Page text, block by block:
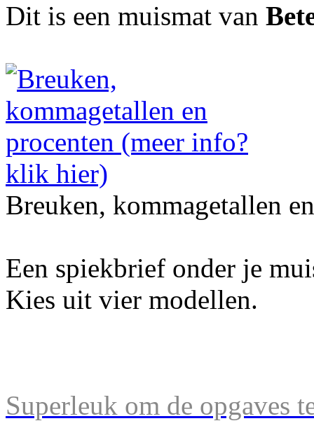
Dit is een muismat van
Breuken, kommagetallen
Een spiekbrief onder je
Kies uit vier modellen.
Superleuk om de opgaves